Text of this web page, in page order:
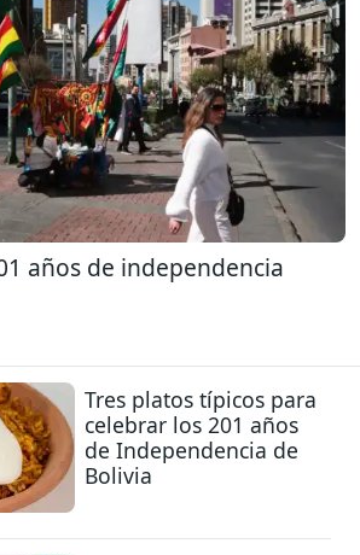
años de independencia
Tres platos típicos para
celebrar los 201 años
de Independencia de
Bolivia